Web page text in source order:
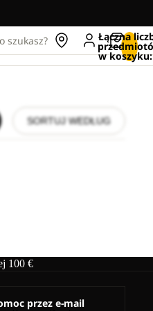
szukasz? Łączna
w
SORTUJ WEDŁUG
100 €
przez e-mail